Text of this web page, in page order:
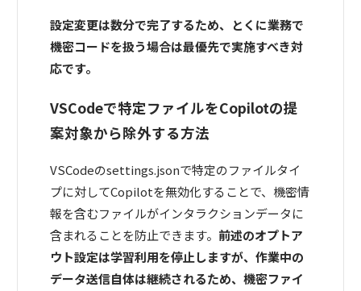
設定変更は数分で完了するため、とくに業務で
機密コードを扱う場合は最優先で実施すべき対
応です。
VSCodeで特定ファイルをCopilotの提
案対象から除外する方法
VSCodeのsettings.jsonで特定のファイルタイ
プに対してCopilotを無効化することで、機密情
報を含むファイルがインタラクションデータに
含まれることを防止できます。 前述のオプトア
ウト設定は学習利用を停止しますが、作業中の
データ送信自体は継続されるため、機密ファイ